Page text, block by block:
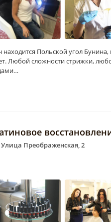
Польской угол
Любой сложности стрижки,
Улица Преображенская, 2